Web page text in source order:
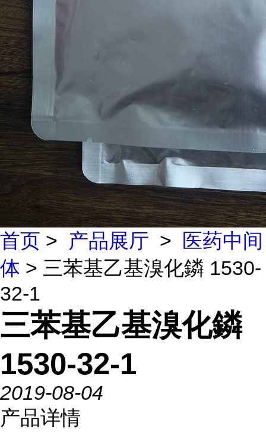
首页 > 产品展厅 >
医药中间
体 > 三苯基乙基溴化鏻 1530-
32-1
三苯基乙基溴化鏻
1530-32-1
2019-08-04
产品详情